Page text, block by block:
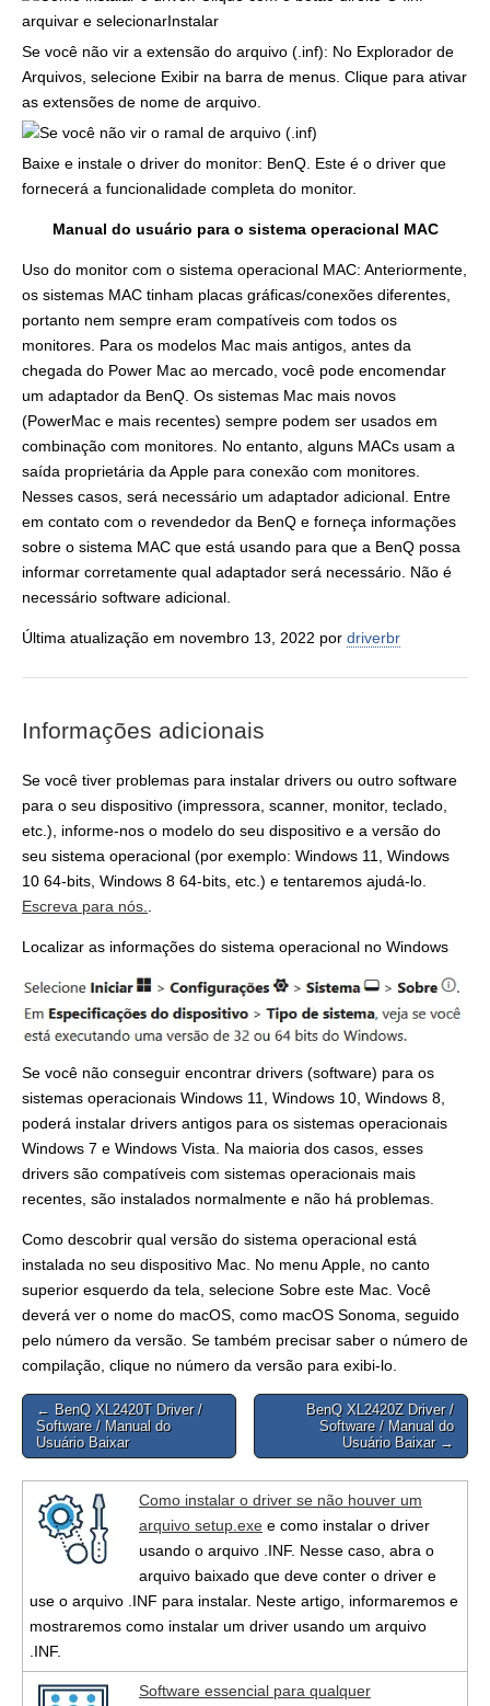
Se você não vir a extensão do arquivo (.inf): No Explorador de
Arquivos, selecione Exibir na barra de menus. Clique para ativar
as extensões de nome de arquivo.
Baixe e instale o driver do monitor: BenQ. Este é o driver que
fornecerá a funcionalidade completa do monitor.
Manual do usuário para o sistema operacional MAC
Uso do monitor com o sistema operacional MAC: Anteriormente,
os sistemas MAC tinham placas gráficas/conexões diferentes,
portanto nem sempre eram compatíveis com todos os
monitores. Para os modelos Mac mais antigos, antes da
chegada do Power Mac ao mercado, você pode encomendar
um adaptador da BenQ. Os sistemas Mac mais novos
(PowerMac e mais recentes) sempre podem ser usados em
combinação com monitores. No entanto, alguns MACs usam a
saída proprietária da Apple para conexão com monitores.
Nesses casos, será necessário um adaptador adicional. Entre
em contato com o revendedor da BenQ e forneça informações
sobre o sistema MAC que está usando para que a BenQ possa
informar corretamente qual adaptador será necessário. Não é
necessário software adicional.
Última atualização em novembro 13, 2022 por driverbr
Informações adicionais
Se você tiver problemas para instalar drivers ou outro software
para o seu dispositivo (impressora, scanner, monitor, teclado,
etc.), informe-nos o modelo do seu dispositivo e a versão do
seu sistema operacional (por exemplo: Windows 11, Windows
10 64-bits, Windows 8 64-bits, etc.) e tentaremos ajudá-lo.
Escreva para nós..
Localizar as informações do sistema operacional no Windows
Se você não conseguir encontrar drivers (software) para os
sistemas operacionais Windows 11, Windows 10, Windows 8,
poderá instalar drivers antigos para os sistemas operacionais
Windows 7 e Windows Vista. Na maioria dos casos, esses
drivers são compatíveis com sistemas operacionais mais
recentes, são instalados normalmente e não há problemas.
Como descobrir qual versão do sistema operacional está
instalada no seu dispositivo Mac. No menu Apple, no canto
superior esquerdo da tela, selecione Sobre este Mac. Você
deverá ver o nome do macOS, como macOS Sonoma, seguido
pelo número da versão. Se também precisar saber o número de
compilação, clique no número da versão para exibi-lo.
Post
navigation
← BenQ XL2420T Driver /
Software / Manual do
Usuário Baixar
BenQ XL2420Z Driver /
Software / Manual do
Usuário Baixar →
Como instalar o driver se não houver um
arquivo setup.exe e como instalar o driver
usando o arquivo .INF. Nesse caso, abra o
arquivo baixado que deve conter o driver e
use o arquivo .INF para instalar. Neste artigo, informaremos e
mostraremos como instalar um driver usando um arquivo
.INF.
Software essencial para qualquer